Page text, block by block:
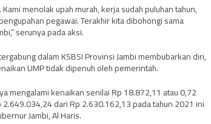
menolak upah murah, kerja sudah puluhan tahun,
pegawai. Terakhir kita dibohongi sama
serunya pada aksi.
dalam KSBSI Provinsi Jambi membubarkan diri,
UMP tidak dipenuh oleh pemerintah.
mengalami kenaikan senilai Rp 18.872,11 atau 0,72
dari Rp 2.630.162,13 pada tahun 2021 ini
Jambi, Al Haris.